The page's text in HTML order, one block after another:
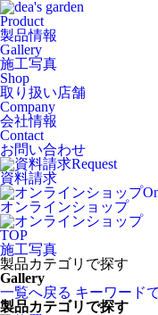
Product
製品情報
Gallery
施工写真
Shop
取り扱い店舗
Company
会社情報
Contact
お問い合わせ
Request
資料請求
オンラインショップ
TOP
施工写真
製品カテゴリで探す
Gallery
一覧へ戻る キーワード
製品カテゴリで探す